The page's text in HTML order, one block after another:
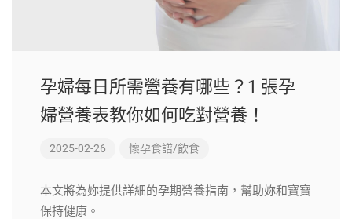
孕婦每日所需營養有哪些？1 張孕
婦營養表教你如何吃對營養！
2025-02-26 懷孕食譜/飲食
本文將為妳提供詳細的孕期營養指南，幫助妳和寶寶
保持健康。